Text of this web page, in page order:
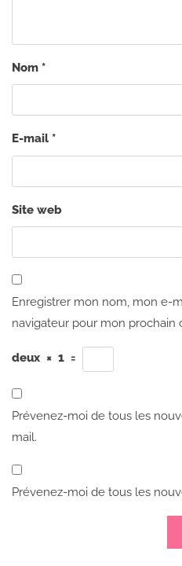
Nom *
E-mail *
Site web
Enregistrer mon nom, mon e-
navigateur pour mon prochain
deux × 1 =
Prévenez-moi de tous les
mail.
Prévenez-moi de tous les